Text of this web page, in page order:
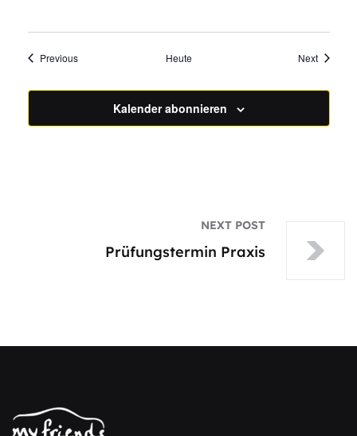
PreviousVeranstaltungen Heute Next
Kalender abonnieren
NEXT POST
Prüfungstermin Praxis